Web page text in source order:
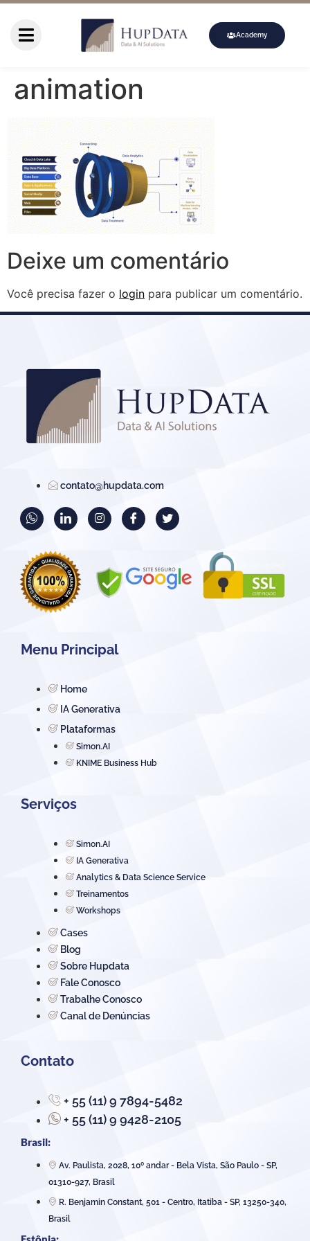
Academy
animation
Deixe um comentário
Você precisa fazer o login para publicar um comentário.
contato@hupdata.com
Menu Principal
Home
IA Generativa
Plataformas
Simon.AI
KNIME Business Hub
Serviços
Simon.AI
IA Generativa
Analytics & Data Science Service
Treinamentos
Workshops
Cases
Blog
Sobre Hupdata
Fale Conosco
Trabalhe Conosco
Canal de Denúncias
Contato
+ 55 (11) 9 7894-5482
+ 55 (11) 9 9428-2105
Brasil:
Av. Paulista, 2028, 10º andar - Bela Vista, São Paulo - SP,
01310-927, Brasil
R. Benjamin Constant, 501 - Centro, Itatiba - SP, 13250-340,
Brasil